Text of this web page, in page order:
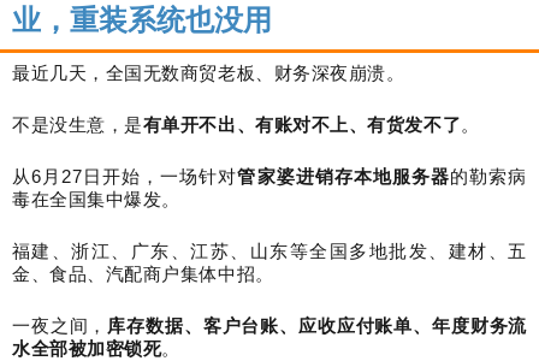
业，重装系统也没用
最近几天，全国无数商贸老板、财务深夜崩溃。
不是没生意，是有单开不出、有账对不上、有货发不了。
从6月27 日开始，一场针对管家婆进销存本地服务器的勒索病
毒在全国集中爆发。
福建、浙江、广东、江苏、山东等全国多地批发、建材、五
金、食品、汽配商户集体中招。
一夜之间， 库存数据、客户台账、应收应付账单、年度财务流
水全部被加密锁死。